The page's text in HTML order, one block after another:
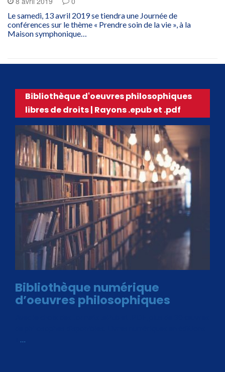
Le samedi, 13 avril 2019 se tiendra une Journée de
conférences sur le thème « Prendre soin de la vie », à la
Maison symphonique…
Bibliothèque d'oeuvres philosophiques
libres de droits | Rayons .epub et .pdf
Bibliothèque numérique
d’oeuvres philosophiques
…